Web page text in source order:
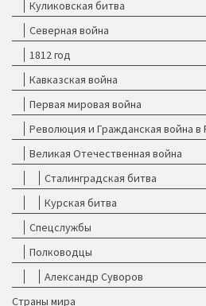
Куликовская битва
Северная война
1812 год
Кавказская война
Первая мировая война
Революция и Гражданская война в
Великая Отечественная война
Сталинградская битва
Курская битва
Спецслужбы
Полководцы
Александр Суворов
Страны мира